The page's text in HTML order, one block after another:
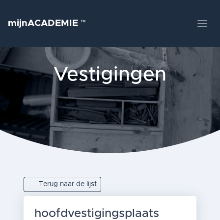
mijnACADEMIE ™
Vestigingen
Terug naar de lijst
hoofdvestigingsplaats